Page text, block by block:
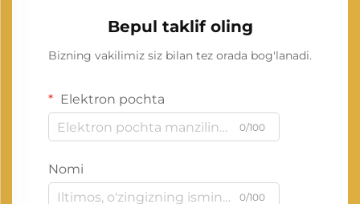
Bepul taklif oling
Bizning vakilimiz siz bilan tez orada bog'lanadi.
Elektron pochta
0/100
Nomi
0/100